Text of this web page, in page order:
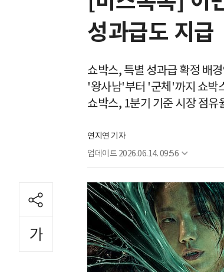
성과급도 지급
쇼박스, 특별 성과급 확정 배
'왕사남'부터 '군체'까지 쇼박
쇼박스, 1분기 기준 시장 점유
연지연 기자
업데이트 2026.06.14. 09:56